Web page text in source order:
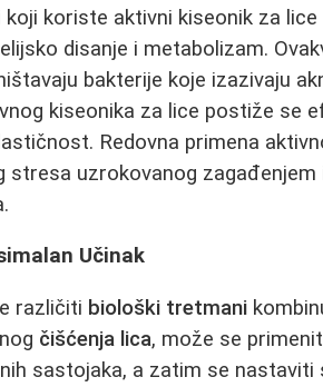
koriste aktivni kiseonik za
disanje i metabolizam.
bakterije koje izazivaju
kiseonika za lice postiže se
Redovna primena
uzrokovanog zagađenjem
Učinak
različiti biološki tretmani
čišćenja lica, može se
sastojaka, a zatim se nastaviti